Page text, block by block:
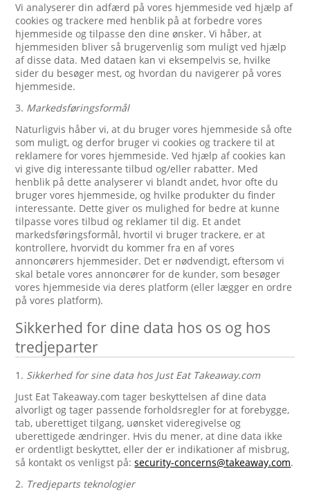
Vi analyserer din adfærd på vores hjemmeside ved hjælp af
cookies og trackere med henblik på at forbedre vores
hjemmeside og tilpasse den dine ønsker. Vi håber, at
hjemmesiden bliver så brugervenlig som muligt ved hjælp
af disse data. Med dataen kan vi eksempelvis se, hvilke
sider du besøger mest, og hvordan du navigerer på vores
hjemmeside.
3. Markedsføringsformål
Naturligvis håber vi, at du bruger vores hjemmeside så ofte
som muligt, og derfor bruger vi cookies og trackere til at
reklamere for vores hjemmeside. Ved hjælp af cookies kan
vi give dig interessante tilbud og/eller rabatter. Med
henblik på dette analyserer vi blandt andet, hvor ofte du
bruger vores hjemmeside, og hvilke produkter du finder
interessante. Dette giver os mulighed for bedre at kunne
tilpasse vores tilbud og reklamer til dig. Et andet
markedsføringsformål, hvortil vi bruger trackere, er at
kontrollere, hvorvidt du kommer fra en af vores
annoncørers hjemmesider. Det er nødvendigt, eftersom vi
skal betale vores annoncører for de kunder, som besøger
vores hjemmeside via deres platform (eller lægger en ordre
på vores platform).
Sikkerhed for dine data hos os og hos
tredjeparter
1. Sikkerhed for sine data hos Just Eat Takeaway.com
Just Eat Takeaway.com tager beskyttelsen af dine data
alvorligt og tager passende forholdsregler for at forebygge,
tab, uberettiget tilgang, uønsket videregivelse og
uberettigede ændringer. Hvis du mener, at dine data ikke
er ordentligt beskyttet, eller der er indikationer af misbrug,
så kontakt os venligst på:security-concerns@takeaway.com.
2. Tredjeparts teknologier